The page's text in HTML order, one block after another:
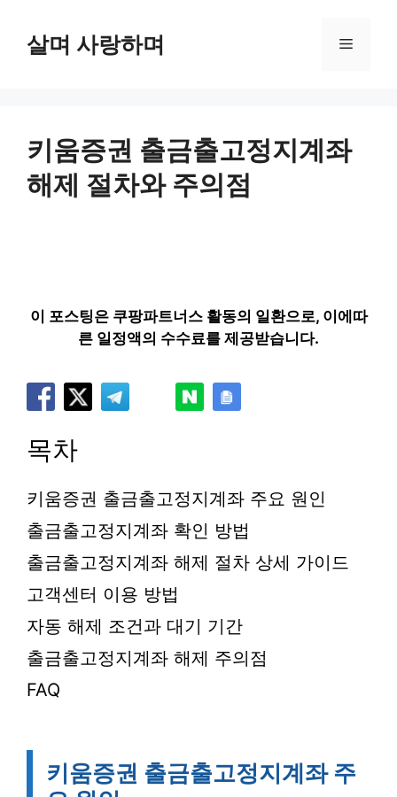
살며 사랑하며 메
키움증권 출금출고정지계좌
해제 절차와 주의점
이 포스팅은 쿠팡파트너스 활동의 일환으로, 이에따
른 일정액의 수수료를 제공받습니다.
목차
키움증권 출금출고정지계좌 주요 원인
출금출고정지계좌 확인 방법
출금출고정지계좌 해제 절차 상세 가이드
고객센터 이용 방법
자동 해제 조건과 대기 기간
출금출고정지계좌 해제 주의점
FAQ
키움증권 출금출고정지계좌 주